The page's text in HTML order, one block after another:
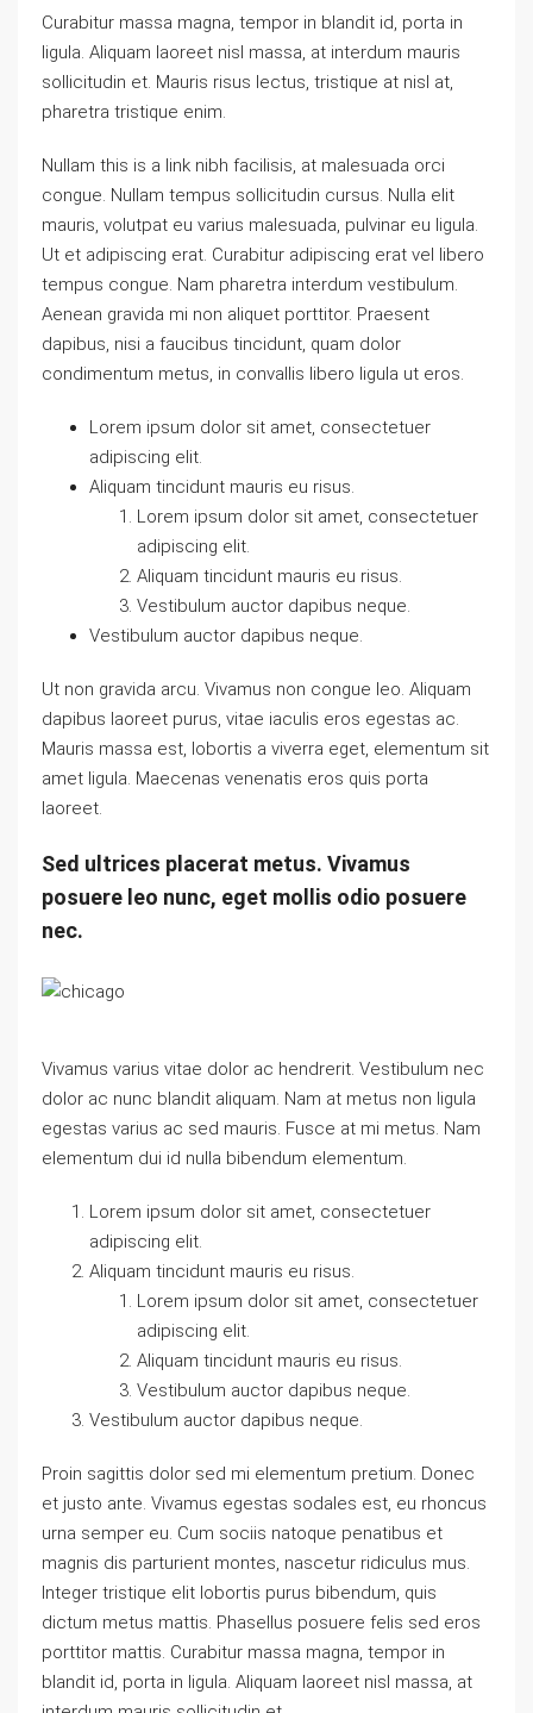
Curabitur massa magna, tempor in blandit id, porta in
ligula. Aliquam laoreet nisl massa, at interdum mauris
sollicitudin et. Mauris risus lectus, tristique at nisl at,
pharetra tristique enim.
Nullam this is a link nibh facilisis, at malesuada orci
congue. Nullam tempus sollicitudin cursus. Nulla elit
mauris, volutpat eu varius malesuada, pulvinar eu ligula.
Ut et adipiscing erat. Curabitur adipiscing erat vel libero
tempus congue. Nam pharetra interdum vestibulum.
Aenean gravida mi non aliquet porttitor. Praesent
dapibus, nisi a faucibus tincidunt, quam dolor
condimentum metus, in convallis libero ligula ut eros.
Lorem ipsum dolor sit amet, consectetuer
adipiscing elit.
Aliquam tincidunt mauris eu risus.
Lorem ipsum dolor sit amet, consectetuer
adipiscing elit.
Aliquam tincidunt mauris eu risus.
Vestibulum auctor dapibus neque.
Vestibulum auctor dapibus neque.
Ut non gravida arcu. Vivamus non congue leo. Aliquam
dapibus laoreet purus, vitae iaculis eros egestas ac.
Mauris massa est, lobortis a viverra eget, elementum sit
amet ligula. Maecenas venenatis eros quis porta
laoreet.
Sed ultrices placerat metus. Vivamus
posuere leo nunc, eget mollis odio posuere
nec.
Vivamus varius vitae dolor ac hendrerit. Vestibulum nec
dolor ac nunc blandit aliquam. Nam at metus non ligula
egestas varius ac sed mauris. Fusce at mi metus. Nam
elementum dui id nulla bibendum elementum.
Lorem ipsum dolor sit amet, consectetuer
adipiscing elit.
Aliquam tincidunt mauris eu risus.
Lorem ipsum dolor sit amet, consectetuer
adipiscing elit.
Aliquam tincidunt mauris eu risus.
Vestibulum auctor dapibus neque.
Vestibulum auctor dapibus neque.
Proin sagittis dolor sed mi elementum pretium. Donec
et justo ante. Vivamus egestas sodales est, eu rhoncus
urna semper eu. Cum sociis natoque penatibus et
magnis dis parturient montes, nascetur ridiculus mus.
Integer tristique elit lobortis purus bibendum, quis
dictum metus mattis. Phasellus posuere felis sed eros
porttitor mattis. Curabitur massa magna, tempor in
blandit id, porta in ligula. Aliquam laoreet nisl massa, at